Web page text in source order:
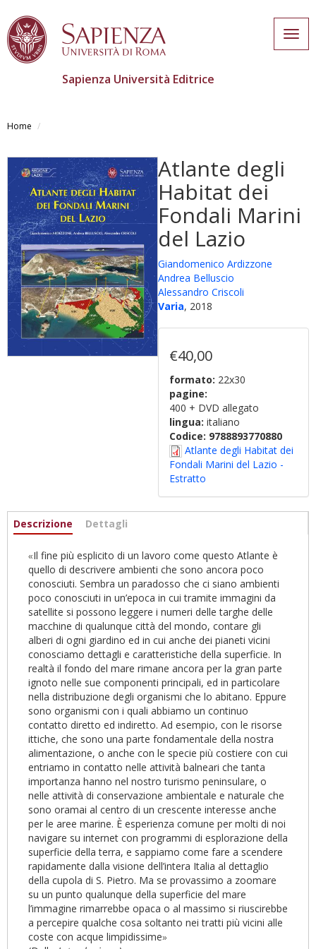
contenuto
Sapienza Università Editrice
Home
Atlante degli
Habitat dei
Fondali Marini
del Lazio
Giandomenico Ardizzone
Andrea Belluscio
Alessandro Criscoli
Varia, 2018
€40,00
formato: 22x30
pagine:
400 + DVD allegato
lingua: italiano
Codice: 9788893770880
Atlante degli Habitat dei
Fondali Marini del Lazio -
Estratto
Informazioni
Descrizione (scheda
Dettagli
«Il fine più esplicito di un lavoro come questo Atlante è
quello di descrivere ambienti che sono ancora poco
conosciuti. Sembra un paradosso che ci siano ambienti
poco conosciuti in un’epoca in cui tramite immagini da
satellite si possono leggere i numeri delle targhe delle
macchine di qualunque città del mondo, contare gli
alberi di ogni giardino ed in cui anche dei pianeti vicini
conosciamo dettagli e caratteristiche della superficie. In
realtà il fondo del mare rimane ancora per la gran parte
ignoto nelle sue componenti principali, ed in particolare
nella distribuzione degli organismi che lo abitano. Eppure
sono organismi con i quali abbiamo un continuo
contatto diretto ed indiretto. Ad esempio, con le risorse
ittiche, che sono una parte fondamentale della nostra
alimentazione, o anche con le specie più costiere con cui
entriamo in contatto nelle attività balneari che tanta
importanza hanno nel nostro turismo peninsulare, o
nelle attività di conservazione ambientale e naturale che
sono oramai al centro di un crescente interesse anche
per le aree marine. È esperienza comune per molti di noi
navigare su internet con programmi di esplorazione della
superficie della terra, e sappiamo come fare a scendere
rapidamente dalla visione dell’intera Italia al dettaglio
della cupola di S. Pietro. Ma se provassimo a zoomare
su un punto qualunque della superficie del mare
l’immagine rimarrebbe opaca o al massimo si riuscirebbe
a percepire qualche cosa soltanto nei tratti più vicini alle
coste con acque limpidissime»